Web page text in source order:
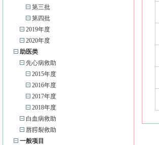
第三批
第四批
2019年度
2020年度
助医类
先心病救助
2015年度
2016年度
2017年度
2018年度
白血病救助
唇腭裂救助
一般项目